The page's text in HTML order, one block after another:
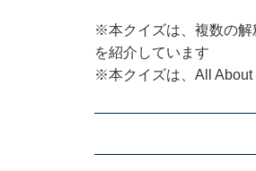
※本クイズは、複数の解
を紹介しています
※本クイズは、All About